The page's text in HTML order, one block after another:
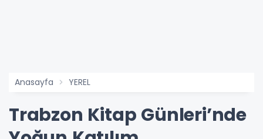
Anasayfa YEREL
Trabzon Kitap Günleri’nde